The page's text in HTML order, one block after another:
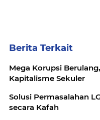
Berita Terkait
Mega Korupsi
Kapitalisme Sekuler
Solusi Permasalahan
secara Kafah